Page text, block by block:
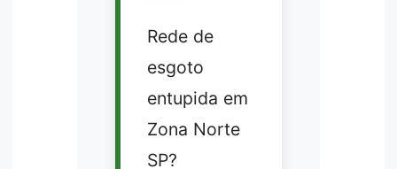
Rede de
esgoto
entupida em
Zona Norte
SP?